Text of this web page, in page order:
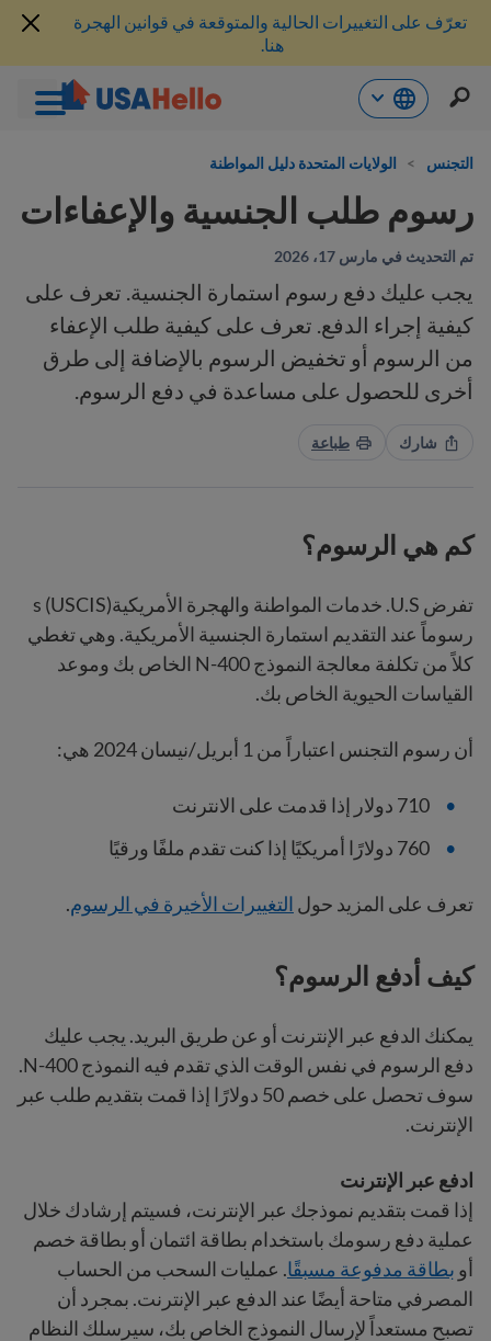
إلى
تعرّف على التغييرات الحالية والمتوقعة في قوانين الهجرة
هنا.
التجنس > الولايات المتحدة دليل المواطنة
رسوم طلب الجنسية والإعفاءات
تم التحديث في مارس 17، 2026
يجب عليك دفع رسوم استمارة الجنسية. تعرف على
كيفية إجراء الدفع. تعرف على كيفية طلب الإعفاء
من الرسوم أو تخفيض الرسوم بالإضافة إلى طرق
أخرى للحصول على مساعدة في دفع الرسوم.
شارك طباعة
كم هي الرسوم؟
تفرض U.S. خدمات المواطنة والهجرة الأمريكيةs (USCIS)
رسوماً عند التقديم استمارة الجنسية الأمريكية. وهي تغطي
كلاً من تكلفة معالجة النموذج N-400 الخاص بك وموعد
القياسات الحيوية الخاص بك.
أن رسوم التجنس اعتباراً من 1 أبريل/نيسان 2024 هي:
710 دولار إذا قدمت على الانترنت
760 دولارًا أمريكيًا إذا كنت تقدم ملفًا ورقيًا
تعرف على المزيد حول التغييرات الأخيرة في الرسوم.
كيف أدفع الرسوم؟
يمكنك الدفع عبر الإنترنت أو عن طريق البريد. يجب عليك
دفع الرسوم في نفس الوقت الذي تقدم فيه النموذج N-400.
سوف تحصل على خصم 50 دولارًا إذا قمت بتقديم طلب عبر
الإنترنت.
ادفع عبر الإنترنت
إذا قمت بتقديم نموذجك عبر الإنترنت، فسيتم إرشادك خلال
عملية دفع رسومك باستخدام بطاقة ائتمان أو بطاقة خصم
أو بطاقة مدفوعة مسبقًا. عمليات السحب من الحساب
المصرفي متاحة أيضًا عند الدفع عبر الإنترنت. بمجرد أن
تصبح مستعداً لإرسال النموذج الخاص بك، سيرسلك النظام